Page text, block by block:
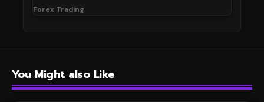
Forex Trading
You Might also Like